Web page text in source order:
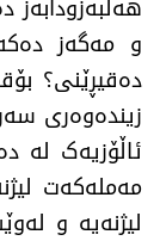
و مەگەز
دەقیڕێنی؟
زیندەوەری
ئاڵۆزیەک لە
مەملەکەت
لیژنەیە و